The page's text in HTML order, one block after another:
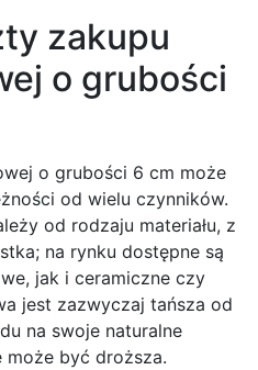
zakupu
o grubości
o grubości 6 cm może
od wielu czynników.
od rodzaju materiału, z
na rynku dostępne są
jak i ceramiczne czy
jest zazwyczaj tańsza od
na swoje naturalne
może być droższa.